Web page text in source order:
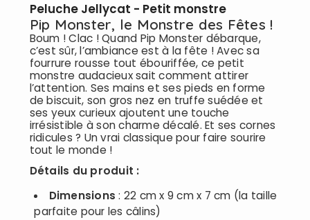
Peluche Jellycat - Petit monstre
Pip Monster, le Monstre des Fêtes !
Boum ! Clac ! Quand Pip Monster débarque,
c’est sûr, l’ambiance est à la fête ! Avec sa
fourrure rousse tout ébouriffée, ce petit
monstre audacieux sait comment attirer
l’attention. Ses mains et ses pieds en forme
de biscuit, son gros nez en truffe suédée et
ses yeux curieux ajoutent une touche
irrésistible à son charme décalé. Et ses cornes
ridicules ? Un vrai classique pour faire sourire
tout le monde !
Détails du produit :
Dimensions : 22 cm x 9 cm x 7 cm (la taille
parfaite pour les câlins)